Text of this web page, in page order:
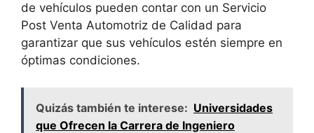
de vehículos pueden contar con un Servicio
Post Venta Automotriz de Calidad para
garantizar que sus vehículos estén siempre en
óptimas condiciones.
Quizás también te interese: Universidades
que Ofrecen la Carrera de Ingeniero